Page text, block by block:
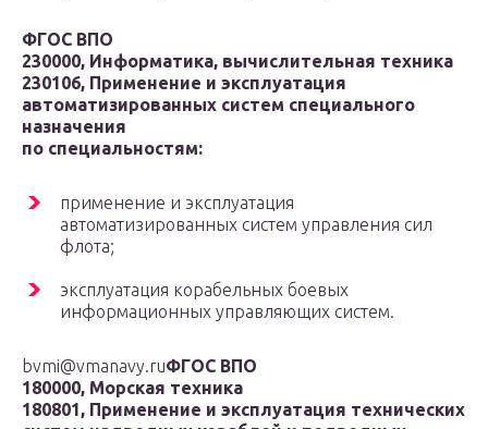
ФГОС ВПО
230000, Информатика, вычислительная техника
230106, Применение и эксплуатация
автоматизированных систем специального
назначения
по специальностям:
применение и эксплуатация
автоматизированных систем управления сил
флота;
эксплуатация корабельных боевых
информационных управляющих систем.
bvmi@vmanavy.ruФГОС ВПО
180000, Морская техника
180801, Применение и эксплуатация технических